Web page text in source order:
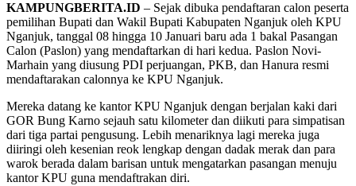
KAMPUNGBERITA.ID – Sejak dibuka pendaftaran calon peserta
pemilihan Bupati dan Wakil Bupati Kabupaten Nganjuk oleh KPU
Nganjuk, tanggal 08 hingga 10 Januari baru ada 1 bakal Pasangan
Calon (Paslon) yang mendaftarkan di hari kedua. Paslon Novi-
Marhain yang diusung PDI perjuangan, PKB, dan Hanura resmi
mendaftarakan calonnya ke KPU Nganjuk.
Mereka datang ke kantor KPU Nganjuk dengan berjalan kaki dari
GOR Bung Karno sejauh satu kilometer dan diikuti para simpatisan
dari tiga partai pengusung. Lebih menariknya lagi mereka juga
diiringi oleh kesenian reok lengkap dengan dadak merak dan para
warok berada dalam barisan untuk mengatarkan pasangan menuju
kantor KPU guna mendaftrakan diri.